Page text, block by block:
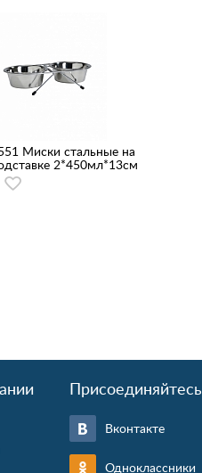
Миски стальные на
2*450мл*13см
Присоединяйтесь
Вконтакте
Одноклассники